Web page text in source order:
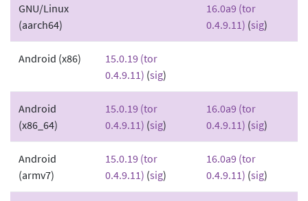
GNU/Linux
(aarch64)
16.0a9 (tor
0.4.9.11) (sig)
Android (x86)
15.0.19 (tor
0.4.9.11) (sig)
Android
(x86_64)
15.0.19 (tor
0.4.9.11) (sig)
16.0a9 (tor
0.4.9.11) (sig)
Android
(armv7)
15.0.19 (tor
0.4.9.11) (sig)
16.0a9 (tor
0.4.9.11) (sig)